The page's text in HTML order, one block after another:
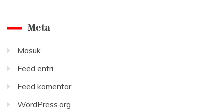
Meta
Masuk
Feed entri
Feed komentar
WordPress.org